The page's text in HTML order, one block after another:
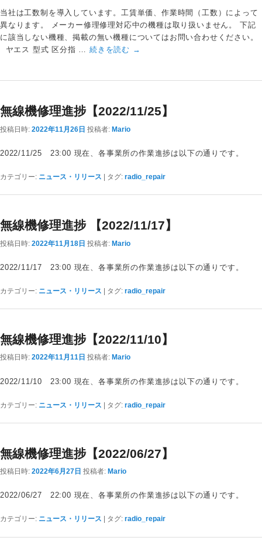
当社は工数制を導入しています。工賃単価、作業時間（工数）によって
異なります。 メーカー修理修理対応中の機種は取り扱いません。 下記
に該当しない機種、掲載の無い機種についてはお問い合わせください。
ヤエス 型式 区分指 … 続きを読む →
無線機修理進捗【2022/11/25】
投稿日時: 2022年11月26日 投稿者: Mario
2022/11/25 23:00 現在、各事業所の作業進捗は以下の通りです。
カテゴリー: ニュース・リリース タグ: radio_repair
無線機修理進捗 【2022/11/17】
投稿日時: 2022年11月18日 投稿者: Mario
2022/11/17 23:00 現在、各事業所の作業進捗は以下の通りです。
カテゴリー: ニュース・リリース | タグ: radio_repair
無線機修理進捗【2022/11/10】
投稿日時: 2022年11月11日 投稿者: Mario
2022/11/10 23:00 現在、各事業所の作業進捗は以下の通りです。
カテゴリー: ニュース・リリース | タグ: radio_repair
無線機修理進捗【2022/06/27】
投稿日時: 2022年6月27日 投稿者: Mario
2022/06/27 22:00 現在、各事業所の作業進捗は以下の通りです。
カテゴリー: ニュース・リリース タグ: radio_repair